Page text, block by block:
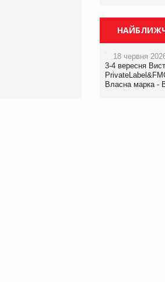
Брагина Людмила
Просування компанії
www.trademaster.ua.
правила.
18 червня 2026
3-4 вересня
Власна марка -